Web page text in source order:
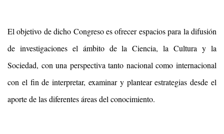
El objetivo de dicho Congreso es ofrecer espacios para la difusión
de investigaciones el ámbito de la Ciencia, la Cultura y la
Sociedad, con una perspectiva tanto nacional como internacional
con el fin de interpretar, examinar y plantear estrategias desde el
aporte de las diferentes áreas del conocimiento.